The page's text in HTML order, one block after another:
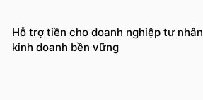
Hỗ trợ tiền cho doanh nghiệp tư nhân
kinh doanh bền vững